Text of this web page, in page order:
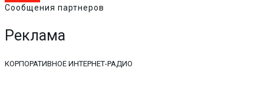
Сообщения партнеров
Реклама
КОРПОРАТИВНОЕ ИНТЕРНЕТ-РАДИО